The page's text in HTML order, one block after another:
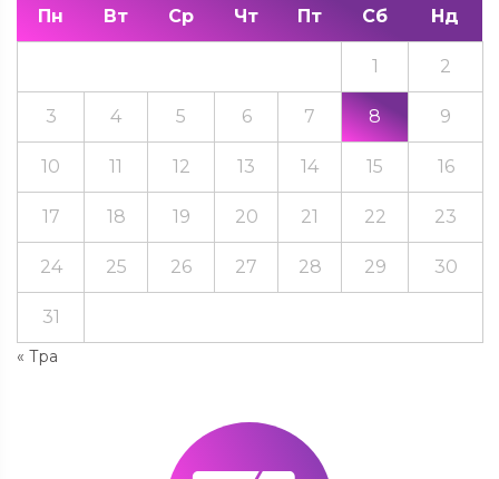
Пн Вт Ср Чт Пт Сб Нд
« Тра
1 2
3 4 5 6 7 8 9
10 11 12 13 14 15 16
17 18 19 20 21 22 23
24 25 26 27 28 29 30
31